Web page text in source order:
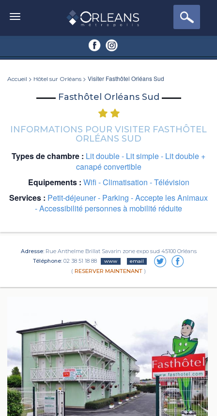
Accueil > Hôtel sur Orléans > Visiter Fasthôtel Orléans Sud
Fasthôtel Orléans Sud
INFORMATIONS POUR VISITER FASTHÔTEL
ORLÉANS SUD
Types de chambre : Lit double - Lit simple - Lit double +
canapé convertible
Equipements : Wifi - Climatisation - Télévision
Services : Petit-déjeuner - Parking - Accepte les Animaux
- Accessibilité personnes à mobilité réduite
Adresse: Rue Anthelme Brillat Savarin zone expo sud 45100 Orléans
Téléphone: 02 38 51 18 88 www email
( RESERVER MAINTENANT )